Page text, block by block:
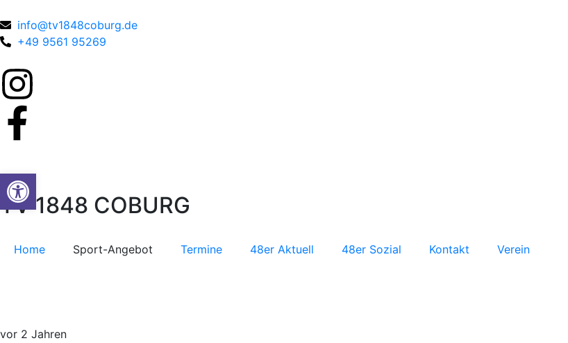
info@tv1848coburg.de
+49 9561 95269
TV 1848 COBURG
Home Sport-Angebot Termine 48er Aktuell 48er Sozial Kontakt Verein
vor 2 Jahren
Werkzeugleiste öffnen